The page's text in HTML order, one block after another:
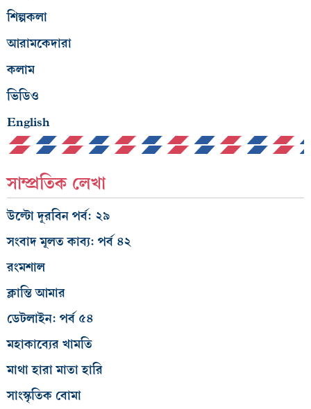
শিল্পকলা
আরামকেদারা
কলাম
ভিডিও
English
সাম্প্রতিক লেখা
উল্টো দূরবিন পর্ব: ২৯
সংবাদ মূলত কাব্য: পর্ব ৪২
রংমশাল
ক্লান্তি আমার
ডেটলাইন: পর্ব ৫৪
মহাকাব্যের খামতি
মাথা হারা মাতা হারি
সাংস্কৃতিক বোমা